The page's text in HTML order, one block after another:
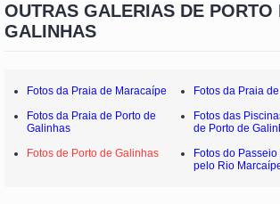
OUTRAS GALERIAS DE PORTO
GALINHAS
Fotos da Praia de Maracaípe
Fotos da Praia
Fotos da Praia de Porto de
Galinhas
Fotos das
de Porto de
Fotos de Porto de Galinhas
Fotos do
pelo Rio